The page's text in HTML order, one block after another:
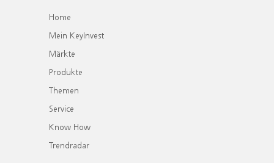
Home
Mein KeyInvest
Märkte
Produkte
Themen
Service
Know How
Trendradar